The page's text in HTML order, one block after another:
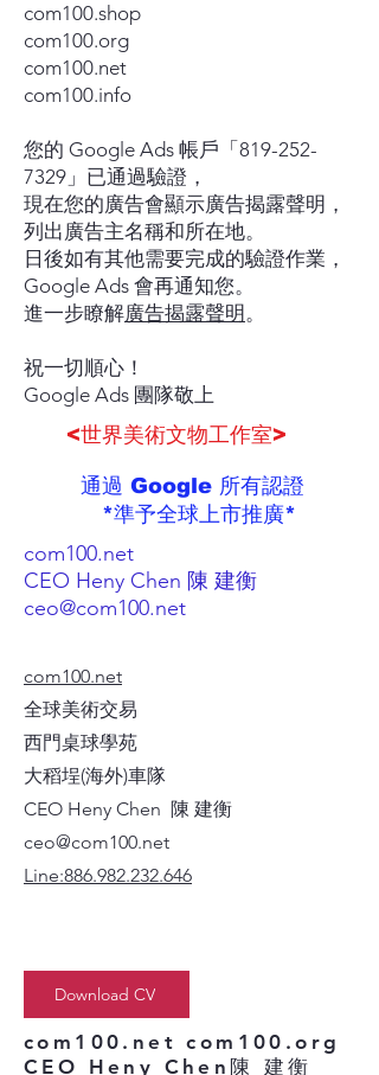
com100.shop
com100.org
com100.net
com100.info
您的 Google Ads 帳戶「819-252-
7329」已通過驗證，
現在您的廣告會顯示廣告揭露聲明，
列出廣告主名稱和所在地。
日後如有其他需要完成的驗證作業，
Google Ads 會再通知您。
進一步瞭解廣告揭露聲明。
祝一切順心！
Google Ads 團隊敬上
<世界美術文物工作室>
通過 Google 所有認證
*準予全球上市推廣*
com100.net
CEO Heny Chen 陳 建衡
ceo@com100.net
com100.net
全球美術交易
西門桌球學苑
大稻埕(海外)車隊
CEO Heny Chen 陳 建衡
ceo@com100.net
Line:886.982.232.646
Download CV
com100.net com100.org
CEO Heny Chen陳 建衡